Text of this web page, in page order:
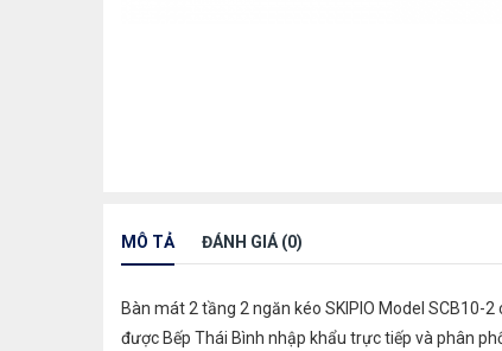
MÔ TẢ ĐÁNH GIÁ (0)
Bàn mát 2 tầng 2 ngăn kéo SKIPIO Model SCB10-
được Bếp Thái Bình nhập khẩu trực tiếp và phân